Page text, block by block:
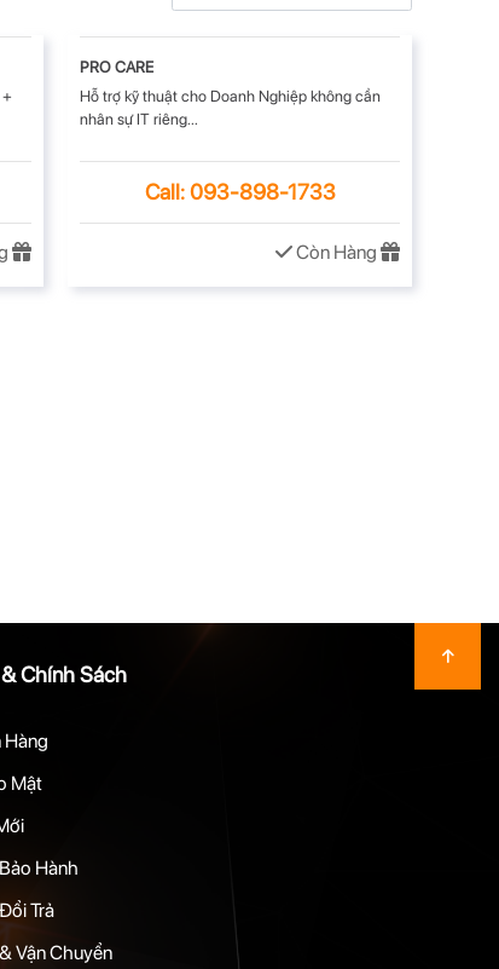
PRO CARE
Hỗ trợ kỹ thuật cho Doanh Nghiệp không cần
nhân sự IT riêng...
Call: 093-898-1733
Còn Hàng
Chính Sách
Hàng
Mật
Hành
Trả
Vận Chuyển